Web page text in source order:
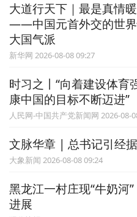
大道行天下｜最是真情
——中国元首外交的世
大国气派
新华网 2026-08-08 09:27
时习之丨“向着建设体育
康中国的目标不断迈进”
人民网-中国共产党新闻
文脉华章 | 总书记引经据
大象新闻 2026-08-08 09:24
黑龙江一村庄现“牛奶河
进展